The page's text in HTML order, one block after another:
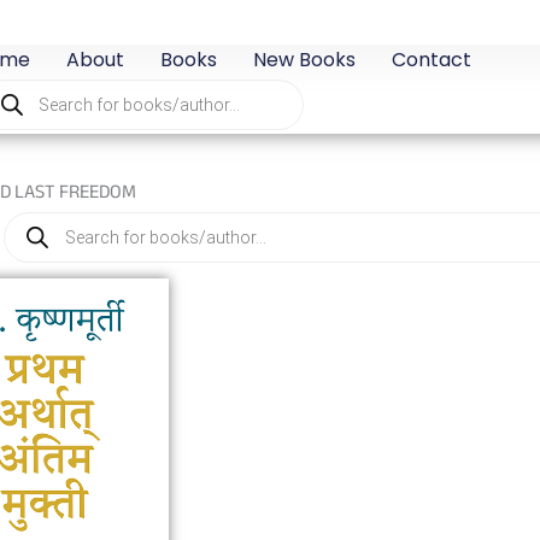
About Books New Books Contact
LAST FREEDOM
search